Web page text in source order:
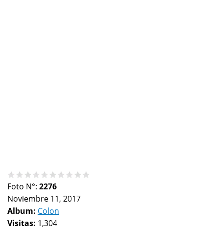
Foto N°: 2276
Noviembre 11, 2017
Album: Colon
Visitas: 1,304